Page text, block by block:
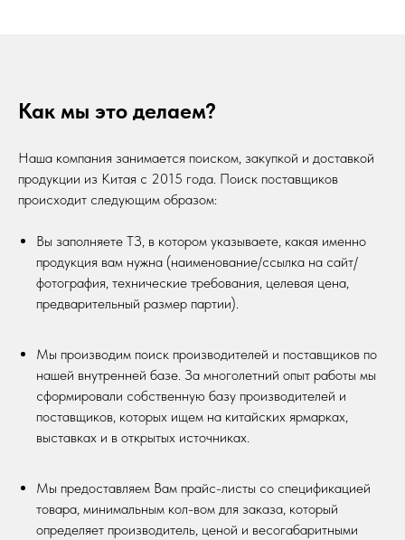
Как мы это делаем?
Наша компания занимается поиском, закупкой и доставкой
продукции из Китая с 2015 года. Поиск поставщиков
происходит следующим образом:
Вы заполняете ТЗ, в котором указываете, какая именно
продукция вам нужна (наименование/ссылка на сайт/
фотография, технические требования, целевая цена,
предварительный размер партии).
Мы производим поиск производителей и поставщиков по
нашей внутренней базе. За многолетний опыт работы мы
сформировали собственную базу производителей и
поставщиков, которых ищем на китайских ярмарках,
выставках и в открытых источниках.
Мы предоставляем Вам прайс-листы со спецификацией
товара, минимальным кол-вом для заказа, который
определяет производитель, ценой и весогабаритными